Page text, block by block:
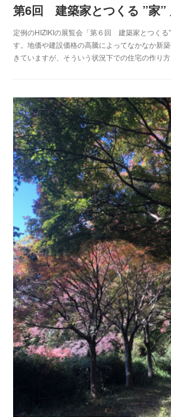
第6回 建築家とつくる ”家”
定例のHIZIKIの展覧会「第６回 建築家とつくる
す。地価や建設価格の高騰によってなかなか新
きていますが、そういう状況下での住宅の作り